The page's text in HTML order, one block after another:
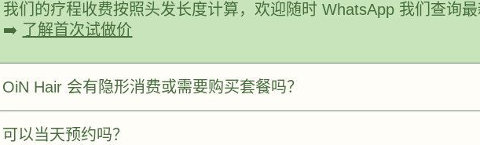
我们的疗程收费按照头发长度计算，欢迎随时 WhatsApp 我们查询
➡️ 了解首次试做价
OiN Hair 会有隐形消费或需要购买套餐吗？
可以当天预约吗？